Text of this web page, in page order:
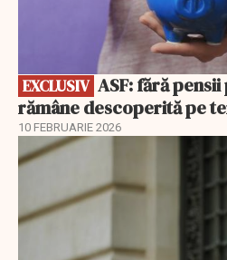
EXCLUSIV
rămâne descoperită pe
10 FEBRUARIE 2026